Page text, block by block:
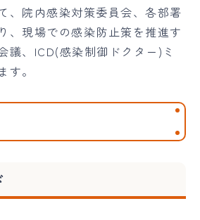
、院内感染対策委員会、各部署
、現場での感染防止策を推進す
議、ICD(感染制御ドクター)ミ
す。